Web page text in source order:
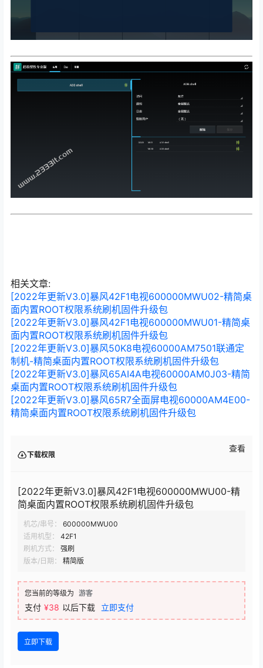
相关文章:
[2022年更新V3.0]暴风42F1电视600000MWU02-精简桌
面内置ROOT权限系统刷机固件升级包
[2022年更新V3.0]暴风42F1电视600000MWU01-精简桌
面内置ROOT权限系统刷机固件升级包
[2022年更新V3.0]暴风50K8电视60000AM7501联通定
制机-精简桌面内置ROOT权限系统刷机固件升级包
[2022年更新V3.0]暴风65AI4A电视60000AM0J03-精简
桌面内置ROOT权限系统刷机固件升级包
[2022年更新V3.0]暴风65R7全面屏电视60000AM4E00-
精简桌面内置ROOT权限系统刷机固件升级包
下载权限
查看
[2022年更新V3.0]暴风42F1电视600000MWU00-精
简桌面内置ROOT权限系统刷机固件升级包
机芯/串号：
600000MWU00
适用机型：
42F1
刷机方式：
强刷
版本/日期：
精简版
您当前的等级为 游客
支付 ¥38 以后下载 立即支付
立即下载